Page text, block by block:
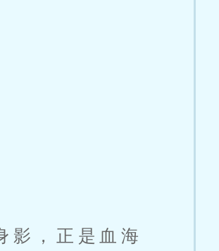
影，正是血海